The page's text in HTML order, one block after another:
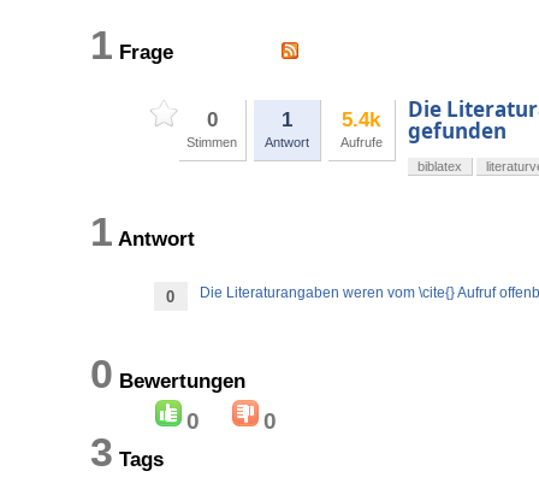
1 Frage
0
Stimmen
1
Antwort
5.4k
Aufrufe
Die
gefunden
biblatex
1 Antwort
0 Die Literaturangaben weren vom \cite{} Aufruf
0 Bewertungen
0 0
3 Tags